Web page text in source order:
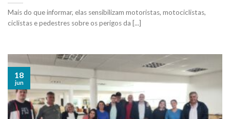
Mais do que informar, elas sensibilizam motoristas, motociclistas,
ciclistas e pedestres sobre os perigos da [...]
18
jun